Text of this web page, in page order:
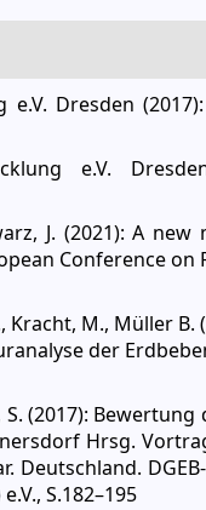
Dresden
e.V.
J. (2021): A
Conference on
Kracht, M., Müller B.
der
(2017):
Hrsg.
Deutschland.
S.182–195